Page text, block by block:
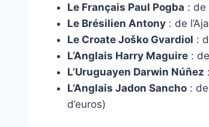
Le Français Paul Pogba : de
Le Brésilien Antony : de
Le Croate Joško Gvardiol :
L’Anglais Harry Maguire :
L’Uruguayen Darwin Núñez
L’Anglais Jadon Sancho :
d’euros)